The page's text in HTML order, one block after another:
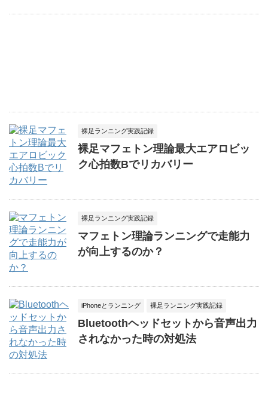
裸足ランニング実践記録
裸足マフェトン理論最大エアロビッ
ク心拍数Bでリカバリー
裸足ランニング実践記録
マフェトン理論ランニングで走能力
が向上するのか？
iPhoneとランニング 裸足ランニング実践記録
Bluetoothヘッドセットから音声出力
されなかった時の対処法